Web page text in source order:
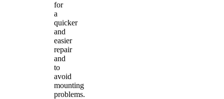
for
a
quicker
and
easier
repair
and
to
avoid
mounting
problems.